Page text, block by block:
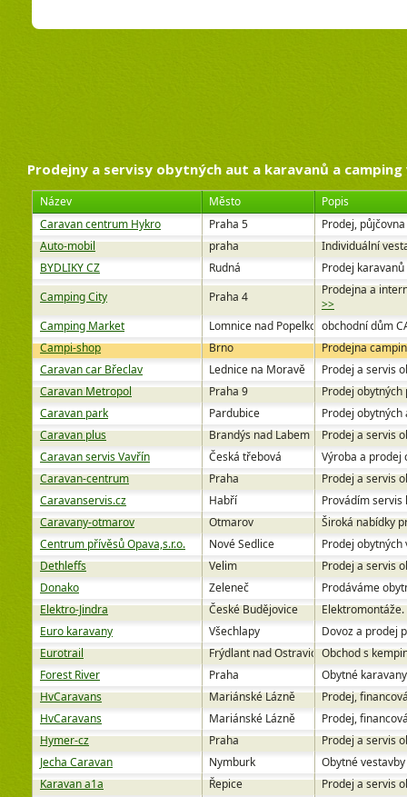
Prodejny a servisy obytných aut a karavanů a camping
Název Město
Popis
Caravan centrum Hykro
Praha 5
Prodej,
Auto-mobil
praha
Individuální
BYDLIKY CZ
Rudná
Prodej
Camping City
Praha 4
Prodejna a
>>
Camping Market
Lomnice nad Popelkouobchodní dům
Campi-shop
Brno
Prodejna
Caravan car Břeclav
Lednice na Moravě
Prodej a servis
Caravan Metropol
Praha 9
Prodej
Caravan park
Pardubice
Prodej obytných
Caravan plus
Brandýs nad Labem
Prodej a servis
Caravan servis Vavřín
Česká třebová
Výroba a prodej
Caravan-centrum
Praha
Prodej a servis
Caravanservis.cz
Habří
Provádím servis
Caravany-otmarov
Otmarov
Široká nabídky
Centrum přívěsů Opava,s.r.o.
Nové Sedlice
Prodej
Dethleffs
Velim
Prodej a servis
Donako
Zeleneč
Prodáváme
Elektro-Jindra
České Budějovice
Euro karavany
Všechlapy
Dovoz a prodej
Eurotrail
Frýdlant nad OstravicíObchod s
Forest River
Praha
Obytné
HvCaravans
Mariánské Lázně
Prodej,
HvCaravans
Mariánské Lázně
Prodej,
Hymer-cz
Praha
Prodej a servis
Jecha Caravan
Nymburk
Obytné
Karavan a1a
Řepice
Prodej a servis